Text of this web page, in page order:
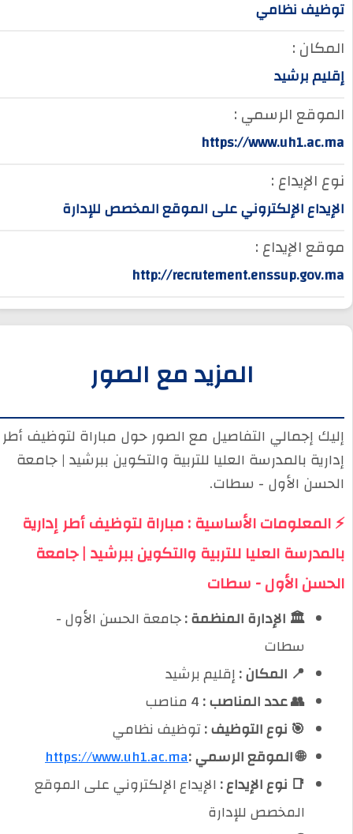
توظيف نظامي
المكان :
إقليم برشيد
الموقع الرسمي :
https://www.uh1.ac.ma
نوع الإيداع :
الإيداع الإلكتروني على الموقع المخصص للإدارة
موقع الإيداع :
http://recrutement.enssup.gov.ma
المزيد مع الصور
إليك إجمالي التفاصيل مع الصور حول مباراة لتوظيف أطر
إدارية بالمدرسة العليا للتربية والتكوين ببرشيد | جامعة
الحسن الأول - سطات.
⚡ المعلومات الأساسية : مباراة لتوظيف أطر إدارية
بالمدرسة العليا للتربية والتكوين ببرشيد | جامعة
الحسن الأول - سطات
🏛️ الإدارة المنظمة :جامعة الحسن الأول -
سطات
📍 المكان :إقليم برشيد
👥 عدد المناصب :4 مناصب
🎯 نوع التوظيف :توظيف نظامي
🌐 الموقع الرسمي :https://www.uh1.ac.ma
📑 نوع الإيداع :الإيداع الإلكتروني على الموقع
المخصص للإدارة